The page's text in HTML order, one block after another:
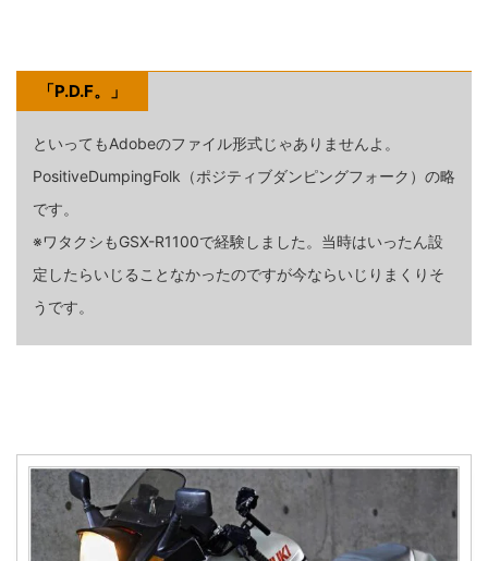
「P.D.F。」
といってもAdobeのファイル形式じゃありませんよ。
PositiveDumpingFolk（ポジティブダンピングフォーク）の略
です。
※ワタクシもGSX-R1100で経験しました。当時はいったん設
定したらいじることなかったのですが今ならいじりまくりそ
うです。